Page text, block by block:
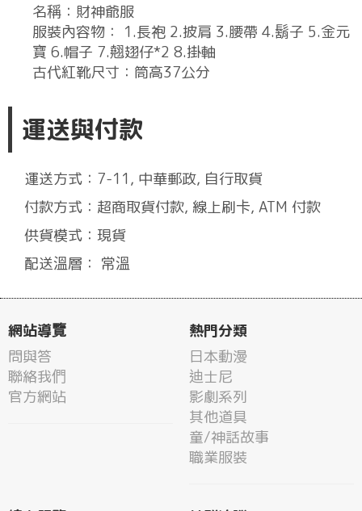
名稱：財神爺服
服裝內容物： 1.長袍 2.披肩 3.腰帶 4.鬍子 5.金元
寶 6.帽子 7.翹翅仔*2 8.掛軸
古代紅靴尺寸：筒高37公分
運送與付款
運送方式：7-11, 中華郵政, 自行取貨
付款方式：超商取貨付款, 線上刷卡, ATM 付款
供貨模式：現貨
配送溫層： 常溫
網站導覽
問與答
聯絡我們
官方網站
熱門分類
日本動漫
迪士尼
影劇系列
其他道具
童/神話故事
職業服裝